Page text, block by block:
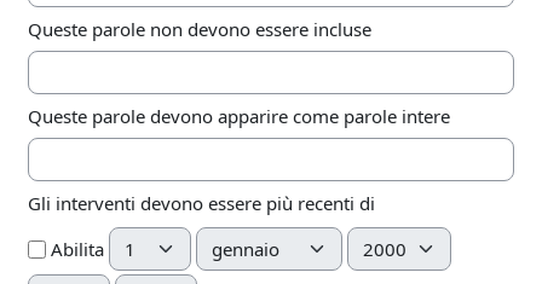
Queste parole non devono essere incluse
Queste parole devono apparire come parole intere
Gli interventi devono essere più recenti di
Abilita Giorno Mese
Anno